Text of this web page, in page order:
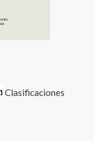
Clasificaciones